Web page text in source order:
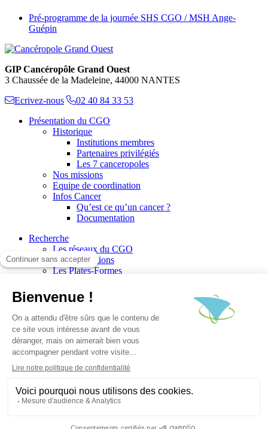
Pré-programme de la journée SHS CGO / MSH Ange-
Guépin
GIP Cancéropôle Grand Ouest
3 Chaussée de la Madeleine, 44000 NANTES
Ecrivez-nous
02 40 84 33 53
Présentation du CGO
Historique
Institutions membres
Partenaires privilégiés
Les 7 canceropoles
Nos missions
Equipe de coordination
Infos Cancer
Qu’est ce qu’un cancer ?
Documentation
Recherche
Les réseaux du CGO
Les publications
Les Plates-Formes
Les appels à communications
Les appels à projets
La valorisation de la recherche
Jobs/Formations
Actualités
Le blog infos
Les événements
Escape